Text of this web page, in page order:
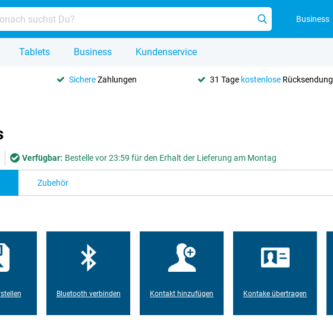
Business
Tablets Business Kundenservice
SichereZahlungen 31 Tage kostenloseRücksendung
Verfügbar: Bestelle vor 23:59 für den Erhalt der Lieferung am Montag
Zubehör
Bluetooth verbinden Kontakt hinzufügen Kontake übertragen